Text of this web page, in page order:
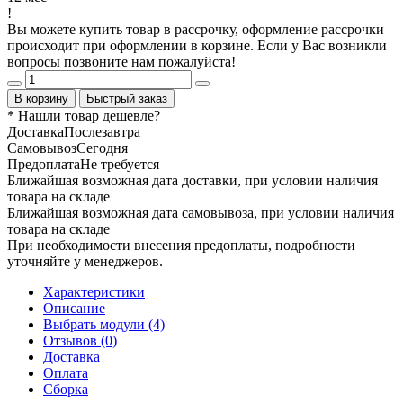
!
Вы можете купить товар в рассрочку, оформление рассрочки
происходит при оформлении в корзине. Если у Вас возникли
вопросы позвоните нам пожалуйста!
В корзину Быстрый заказ
* Нашли товар дешевле?
ДоставкаПослезавтра
СамовывозСегодня
ПредоплатаНе требуется
Ближайшая возможная дата доставки, при условии наличия
товара на складе
Ближайшая возможная дата самовывоза, при условии наличия
товара на складе
При необходимости внесения предоплаты, подробности
уточняйте у менеджеров.
Характеристики
Описание
Выбрать модули (4)
Отзывов (0)
Доставка
Оплата
Сборка